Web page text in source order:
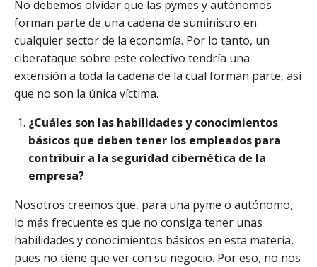
No debemos olvidar que las pymes y autónomos
forman parte de una cadena de suministro en
cualquier sector de la economía. Por lo tanto, un
ciberataque sobre este colectivo tendría una
extensión a toda la cadena de la cual forman parte, así
que no son la única víctima.
¿Cuáles son las habilidades y conocimientos
básicos que deben tener los empleados para
contribuir a la seguridad cibernética de la
empresa?
Nosotros creemos que, para una pyme o autónomo,
lo más frecuente es que no consiga tener unas
habilidades y conocimientos básicos en esta materia,
pues no tiene que ver con su negocio. Por eso, no nos